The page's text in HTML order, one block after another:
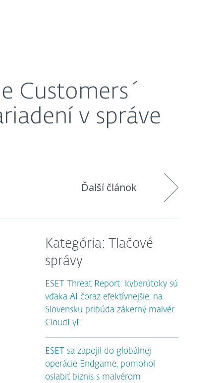
Customers´
v správe
Ďalší článok
Kategória: Tlačové
správy
ESET Threat Report: kyberútoky sú
vďaka AI čoraz efektívnejšie, na
Slovensku pribúda zákerný malvér
CloudEyE
ESET sa zapojil do globálnej
operácie Endgame, pomohol
oslabiť biznis s malvérom